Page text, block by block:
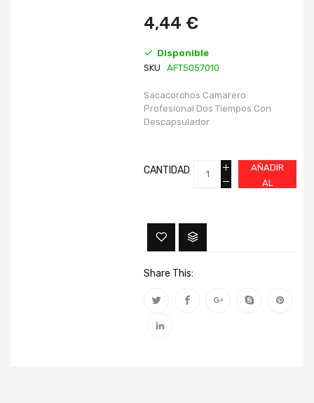
4,44 €
Disponible
SKU
AFT5057010
Sacacorchos Camarero
Profesional Dos Tiempos Con
Descapsulador
CANTIDAD
AÑADIR
AL
Share This: